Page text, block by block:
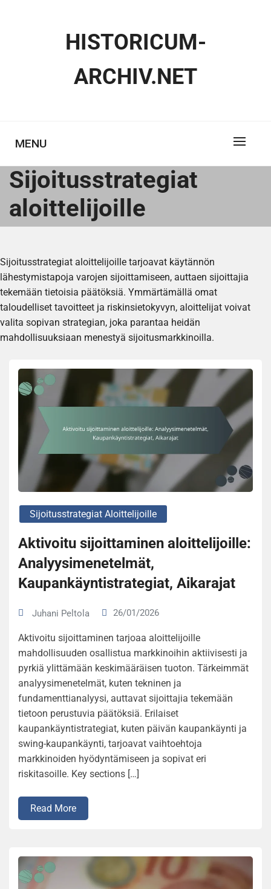
HISTORICUM-
ARCHIV.NET
MENU
Sijoitusstrategiat
aloittelijoille
Sijoitusstrategiat aloittelijoille tarjoavat käytännön
lähestymistapoja varojen sijoittamiseen, auttaen sijoittajia
tekemään tietoisia päätöksiä. Ymmärtämällä omat
taloudelliset tavoitteet ja riskinsietokyvyn, aloittelijat voivat
valita sopivan strategian, joka parantaa heidän
mahdollisuuksiaan menestyä sijoitusmarkkinoilla.
Sijoitusstrategiat Aloittelijoille
Aktivoitu sijoittaminen aloittelijoille:
Analyysimenetelmät,
Kaupankäyntistrategiat, Aikarajat
Juhani Peltola 26/01/2026
Aktivoitu sijoittaminen tarjoaa aloittelijoille
mahdollisuuden osallistua markkinoihin aktiivisesti ja
pyrkiä ylittämään keskimääräisen tuoton. Tärkeimmät
analyysimenetelmät, kuten tekninen ja
fundamenttianalyysi, auttavat sijoittajia tekemään
tietoon perustuvia päätöksiä. Erilaiset
kaupankäyntistrategiat, kuten päivän kaupankäynti ja
swing-kaupankäynti, tarjoavat vaihtoehtoja
markkinoiden hyödyntämiseen ja sopivat eri
riskitasoille. Key sections […]
Read More